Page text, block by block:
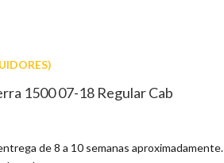
1500 07-18 Regular Cab
de 8 a 10 semanas aproximadamente.